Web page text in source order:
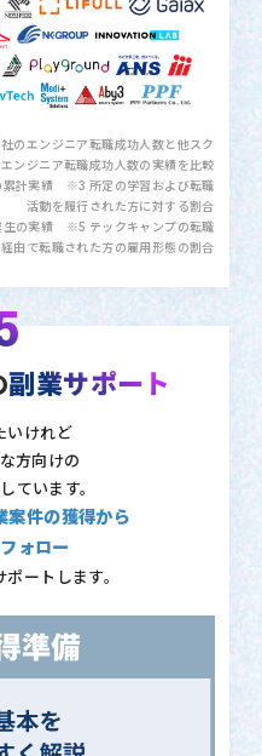
のエンジニア転職成功人数と他スク
ンジニア転職成功人数の実績を比較
計実績 ※3 所定の学習および転職
活動を履行された方に対する割合
の実績 ※5 テックキャンプの転職
由で転職された方の雇用形態の割合
副業サポート
いけれど
方向けの
ています。
案件の獲得から
ォロー
ートします。